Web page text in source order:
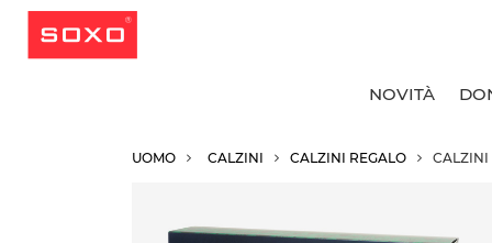
NOVITÀ
UOMO CALZINI CALZINI REGALO CALZINI